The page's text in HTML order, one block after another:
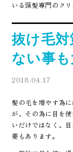
いる頭髪専門のク
抜け毛
ない事も
2018.04.17
髪の毛を増やす為
が、その為に目を
いだけではなく、
要もあります。